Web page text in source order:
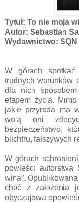
Tytuł: To nie moja
Autor: Sebastian
Wydawnictwo: SQN
W górach
trudnych warunków
dla nich
etapem życia.
jakie przyroda ma
wolą oni
bezpieczeństwo,
blichtru, fałszywych
W górach
powieści autorstwa
wina”.
choć z założenia
obyczajowa